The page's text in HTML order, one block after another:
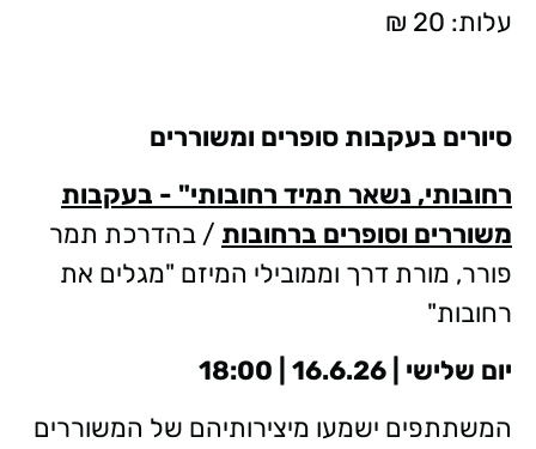
עלות: 20 ₪
סיורים בעקבות סופרים ומשוררים
רחובותי, נשאר תמיד רחובותי" - בעקבות
משוררים וסופרים ברחובות / בהדרכת תמר
פורר, מורת דרך וממובילי המיזם "מגלים את
רחובות"
יום שלישי | 16.6.26 | 18:00
המשתתפים ישמעו מיצירותיהם של המשוררים